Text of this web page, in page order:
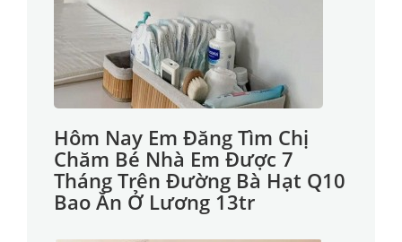
Hôm Nay Em Đăng Tìm Chị
Chăm Bé Nhà Em Được 7
Tháng Trên Đường Bà Hạt Q10
Bao Ăn Ở Lương 13tr